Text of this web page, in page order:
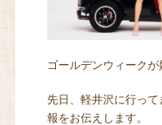
ゴールデンウィークが
先日、軽井沢に行っ
報をお伝えします。